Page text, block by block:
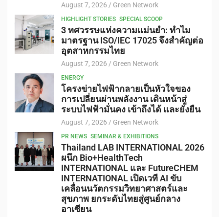
August 7, 2026 Green Network
HIGHLIGHT STORIES SPECIAL SCOOP
3 ทศวรรษแห่งความแม่นยำ: ทำไม
มาตรฐาน ISO/IEC 17025 จึงสำคัญต่อ
อุตสาหกรรมไทย
August 7, 2026 Green Network
ENERGY
โครงข่ายไฟฟ้ากลายเป็นหัวใจของ
การเปลี่ยนผ่านพลังงาน เดินหน้าสู่
ระบบไฟฟ้ามั่นคง เข้าถึงได้ และยั่งยืน
August 7, 2026 Green Network
PR NEWS SEMINAR & EXHIBITIONS
Thailand LAB INTERNATIONAL 2026
ผนึก Bio+HealthTech
INTERNATIONAL และ FutureCHEM
INTERNATIONAL เปิดเวที AI ขับ
เคลื่อนนวัตกรรมวิทยาศาสตร์และ
สุขภาพ ยกระดับไทยสู่ศูนย์กลาง
อาเซียน